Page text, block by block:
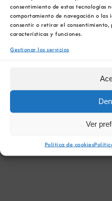
consentimiento de estas tecnologías
comportamiento de navegación o las
consentir o retirar el
características y funciones.
Gestionar los servicios
Ver
Política de cookies
en
3
julio
Aviso
00:00. Ir a los
3/7/2025
Selecciona
SUSCRIBIRSE